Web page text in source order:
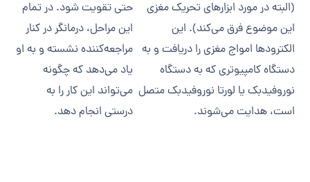
(البته در مورد ابزارهای تحریک مغزی
این موضوع فرق می‌کند). این
الکترودها امواج مغزی را دریافت و به
دستگاه کامپیوتری که به دستگاه
نوروفیدبک یا لورتا نوروفیدبک متصل
است، هدایت می‌شوند.
حتی تقویت شود. در تمام
این مراحل، درمانگر در کنار
مراجعه‌کننده نشسته و به او
یاد می‌دهد که چگونه
می‌تواند این کار را به
درستی انجام دهد.